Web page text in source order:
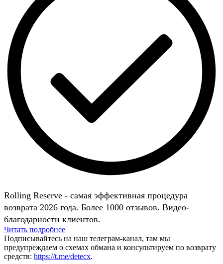
Rolling Reserve - самая эффективная процедура
возврата 2026 года. Более 1000 отзывов. Видео-
благодарности клиентов.
Читать подробнее
Подписывайтесь на наш телеграм-канал, там мы
предупреждаем о схемах обмана и консультируем по возврату
средств: https://t.me/detecx.